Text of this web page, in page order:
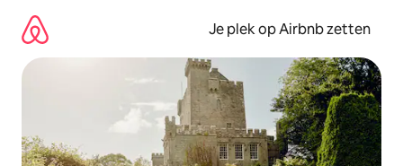
direct
naar
inhoud
Je plek op Airbnb zetten